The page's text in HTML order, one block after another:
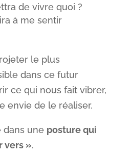
de vivre quoi ?
à me sentir
le plus
dans ce futur
ce qui nous fait vibrer,
envie de le réaliser.
dans une posture qui
vers ».